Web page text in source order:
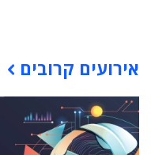
אירועים קרובים